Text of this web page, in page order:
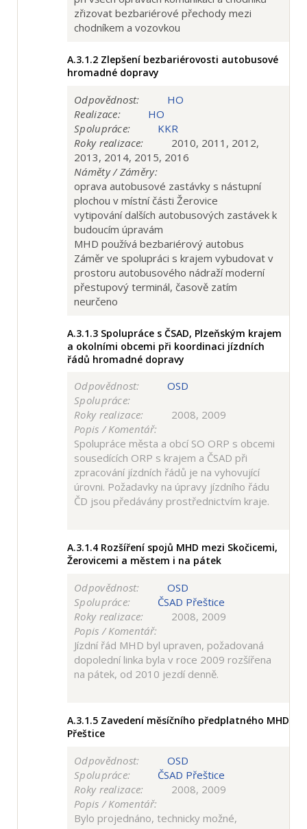
zřizovat bezbariérové přechody mezi
chodníkem a vozovkou
A.3.1.2 Zlepšení bezbariérovosti autobusové
hromadné dopravy
Odpovědnost:
HO
Realizace:
HO
Spolupráce:
KKR
Roky realizace:
2010, 2011, 2012,
2013, 2014, 2015, 2016
Náměty / Záměry:
oprava autobusové zastávky s nástupní
plochou v místní části Žerovice
vytipování dalších autobusových zastávek k
budoucím úpravám
MHD používá bezbariérový autobus
Záměr ve spolupráci s krajem vybudovat v
prostoru autobusového nádraží moderní
přestupový terminál, časově zatím
neurčeno
A.3.1.3 Spolupráce s ČSAD, Plzeňským krajem
a okolními obcemi při koordinaci jízdních
řádů hromadné dopravy
Odpovědnost:
OSD
Spolupráce:
Roky realizace:
2008, 2009
Popis / Komentář:
Spolupráce města a obcí SO ORP s obcemi
sousedících ORP s krajem a ČSAD při
zpracování jízdních řádů je na vyhovující
úrovni. Požadavky na úpravy jízdního řádu
ČD jsou předávány prostřednictvím kraje.
A.3.1.4 Rozšíření spojů MHD mezi Skočicemi,
Žerovicemi a městem i na pátek
Odpovědnost:
OSD
Spolupráce:
ČSAD Přeštice
Roky realizace:
2008, 2009
Popis / Komentář:
Jízdní řád MHD byl upraven, požadovaná
dopolední linka byla v roce 2009 rozšířena
na pátek, od 2010 jezdí denně.
A.3.1.5 Zavedení měsíčního předplatného MHD
Přeštice
Odpovědnost:
OSD
Spolupráce:
ČSAD Přeštice
Roky realizace:
2008, 2009
Popis / Komentář:
Bylo projednáno, technicky možné,